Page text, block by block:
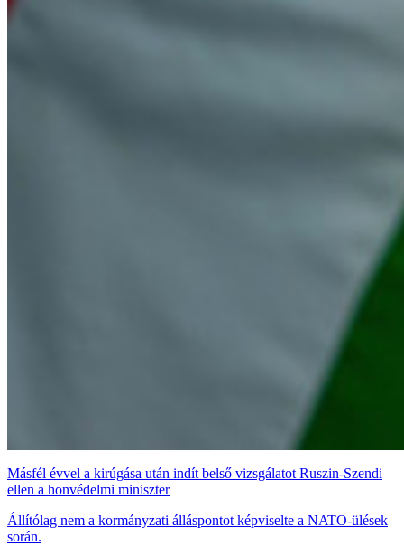
Másfél évvel a kirúgása után indít belső vizsgálatot Ruszin-Szendi
ellen a honvédelmi miniszter
Állítólag nem a kormányzati álláspontot képviselte a NATO-ülések
során.